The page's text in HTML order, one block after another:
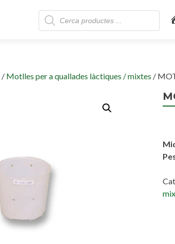
to
content
Products
search
/ Motlles per a quallades làctiques / mixtes /